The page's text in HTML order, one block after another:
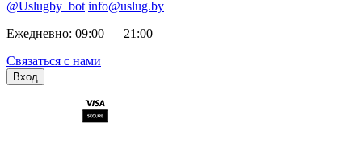
@Uslugby_bot info@uslug.by
Ежедневно: 09:00 — 21:00
Связаться с нами
Вход